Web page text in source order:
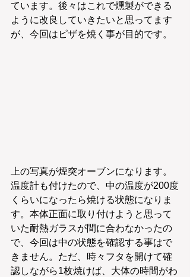
ています。後々はこれで燻製ができる
ように改良していきたいと思ってます
が、今回はピザを焼く事が目的です。
上の写真が煙突オーブンになります。
温度計も付けたので、中の温度が200度
くらいになったら焼ける状態になりま
す。本体正面に取り付けようと思って
いた耐熱ガラスが間に合わなかったの
で、今回は中の状態を確認する事はで
きません。ただ、時々フタを開けて確
認しながら1枚焼けば、大体の時間がわ